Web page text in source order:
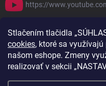
Stlačením tlačidla
cookies, ktoré sa
našom eshope. Zmeny
realizovať v sekcii
https://
PRIJÍMAME ONLINE